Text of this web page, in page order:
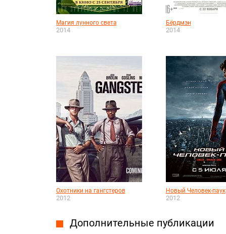
Магия лунного света
2014
Бёрдмэн
2014
Охотники на гангстеров
2012
Новый Человек-паук
2012
Дополнительные публикации